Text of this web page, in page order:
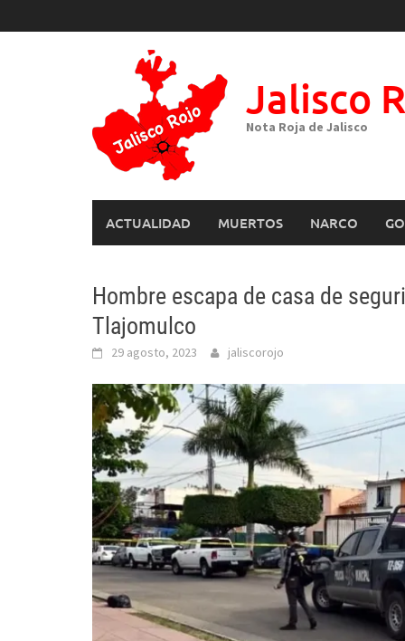
to
Jalisco
Nota Roja de Jalisco
ACTUALIDAD MUERTOS NARCO
Hombre escapa de casa de
Tlajomulco
29 agosto, 2023 jaliscorojo